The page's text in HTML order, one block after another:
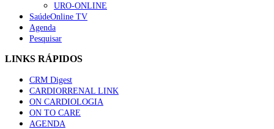
“Os programas de rastreio do cancro do pulmão são
custo-efetivos e representam um investimento
sustentável para os sistemas de saúde”
94 visualizações
Quase quatro em cada dez doentes com enfarte
apresentavam níveis elevados de Lp(a), revela estudo
88 visualizações
URO-ONLINE
SaúdeOnline TV
Agenda
Pesquisar
LINKS RÁPIDOS
CRM Digest
CARDIORRENAL LINK
ON CARDIOLOGIA
ON TO CARE
AGENDA